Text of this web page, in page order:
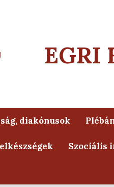
EGRI
diakónusok
Szociális